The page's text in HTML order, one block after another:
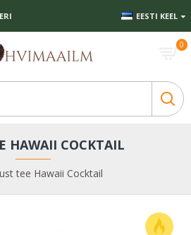
EESTI KEEL
0
tee Hawaii Cocktail
HAWAII COCKTAIL